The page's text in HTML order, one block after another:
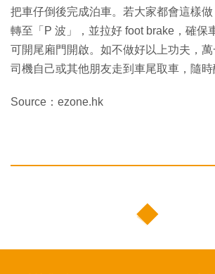
把車仔倒後完成泊車。若大家都會這樣
轉至「P 波」，並拉好 foot brake，確保
可開尾廂門開啟。如不做好以上功夫，
司機自己或其他朋友走到車尾取車，隨時
Source：ezone.hk